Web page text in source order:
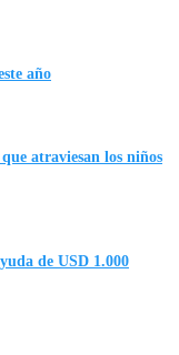
año
atraviesan los niños
de USD 1.000